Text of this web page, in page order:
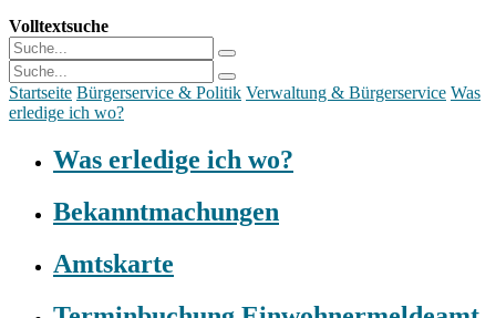
Volltextsuche
Startseite Bürgerservice & Politik Verwaltung & Bürgerservice Was
erledige ich wo?
Was erledige ich wo?
Bekanntmachungen
Amtskarte